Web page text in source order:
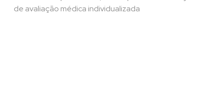
de avaliação médica individualizada